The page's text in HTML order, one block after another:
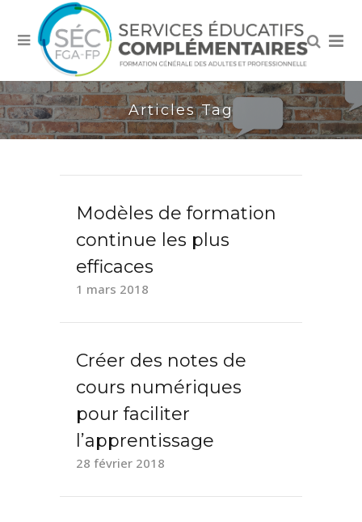
Articles Tag
Modèles de formation
continue les plus
efficaces
1 mars 2018
Créer des notes de
cours numériques
pour faciliter
l’apprentissage
28 février 2018